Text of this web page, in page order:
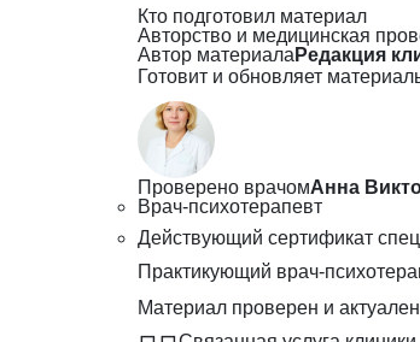
Кто подготовил материал
Авторство и медицинская
Автор материала Редакция
Готовит и обновляет
Проверено врачомАнна
Врач-психотерапевт
Действующий сертификат
Практикующий врач-
Материал проверен и